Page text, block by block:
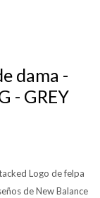
dama -
- GREY
Logo de felpa
de New Balance